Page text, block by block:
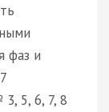
фаз и
5, 6, 7, 8